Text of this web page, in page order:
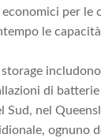
per le
le
storage
di
Sud, nel
ognuno